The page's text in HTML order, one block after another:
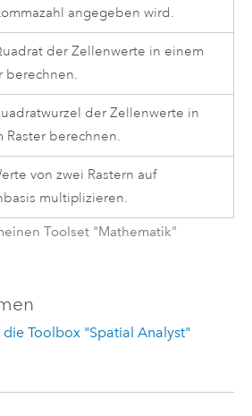
angegeben wird.
der Zellenwerte in einem
berechnen.
der Zellenwerte in
Raster berechnen.
von zwei Rastern auf
multiplizieren.
Toolset "Mathematik"
Toolbox "Spatial Analyst"